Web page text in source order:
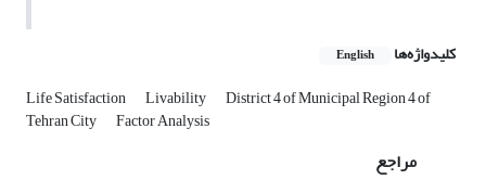
کلیدواژه‌ها English
Life Satisfaction Livability District 4 of Municipal Region 4 of
Tehran City Factor Analysis
مراجع